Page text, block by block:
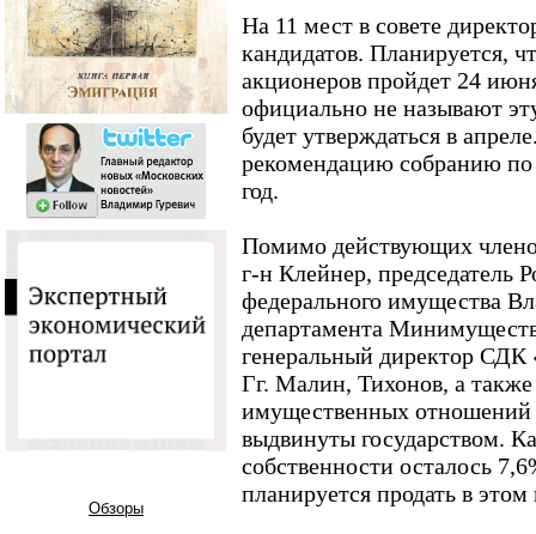
Обзоры
На 11 мест в совете
кандидатов. Планируется,
акционеров пройдет 24
официально не называют
будет утверждаться в
рекомендацию собранию по
год.
Помимо действующих
г-н Клейнер, председатель
федерального имущества
департамента
генеральный директор СДК
Гг. Малин, Тихонов, а
имущественных отношений
выдвинуты государством.
собственности осталось
планируется продать в этом